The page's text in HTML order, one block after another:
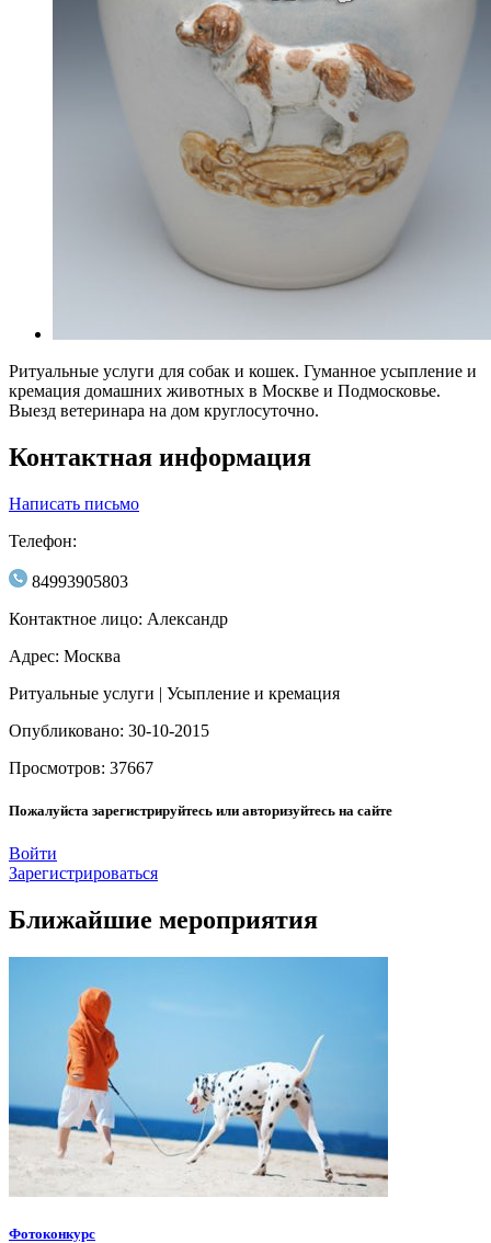
Ритуальные услуги для собак и кошек. Гуманное усыпление и
кремация домашних животных в Москве и Подмосковье.
Выезд ветеринара на дом круглосуточно.
Контактная информация
Написать письмо
Телефон:
84993905803
Контактное лицо: Александр
Адрес: Москва
Ритуальные услуги | Усыпление и кремация
Опубликовано: 30-10-2015
Просмотров: 37667
Пожалуйста зарегистрируйтесь или авторизуйтесь на сайте
Войти
Зарегистрироваться
Ближайшие мероприятия
Фотоконкурс